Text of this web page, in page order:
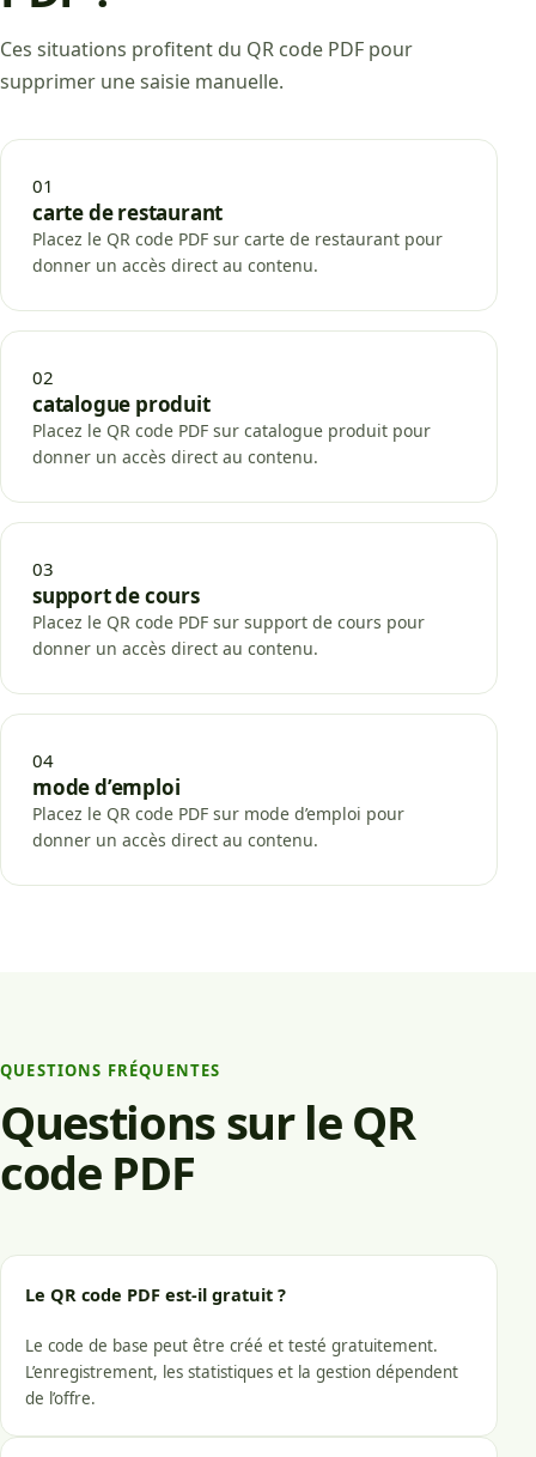
Ces situations profitent du QR code PDF pour
supprimer une saisie manuelle.
01
carte de restaurant
Placez le QR code PDF sur carte de restaurant pour
donner un accès direct au contenu.
02
catalogue produit
Placez le QR code PDF sur catalogue produit pour
donner un accès direct au contenu.
03
support de cours
Placez le QR code PDF sur support de cours pour
donner un accès direct au contenu.
04
mode d’emploi
Placez le QR code PDF sur mode d’emploi pour
donner un accès direct au contenu.
QUESTIONS FRÉQUENTES
Questions sur le QR
code PDF
Le QR code PDF est-il gratuit ?
Le code de base peut être créé et testé gratuitement.
L’enregistrement, les statistiques et la gestion dépendent
de l’offre.